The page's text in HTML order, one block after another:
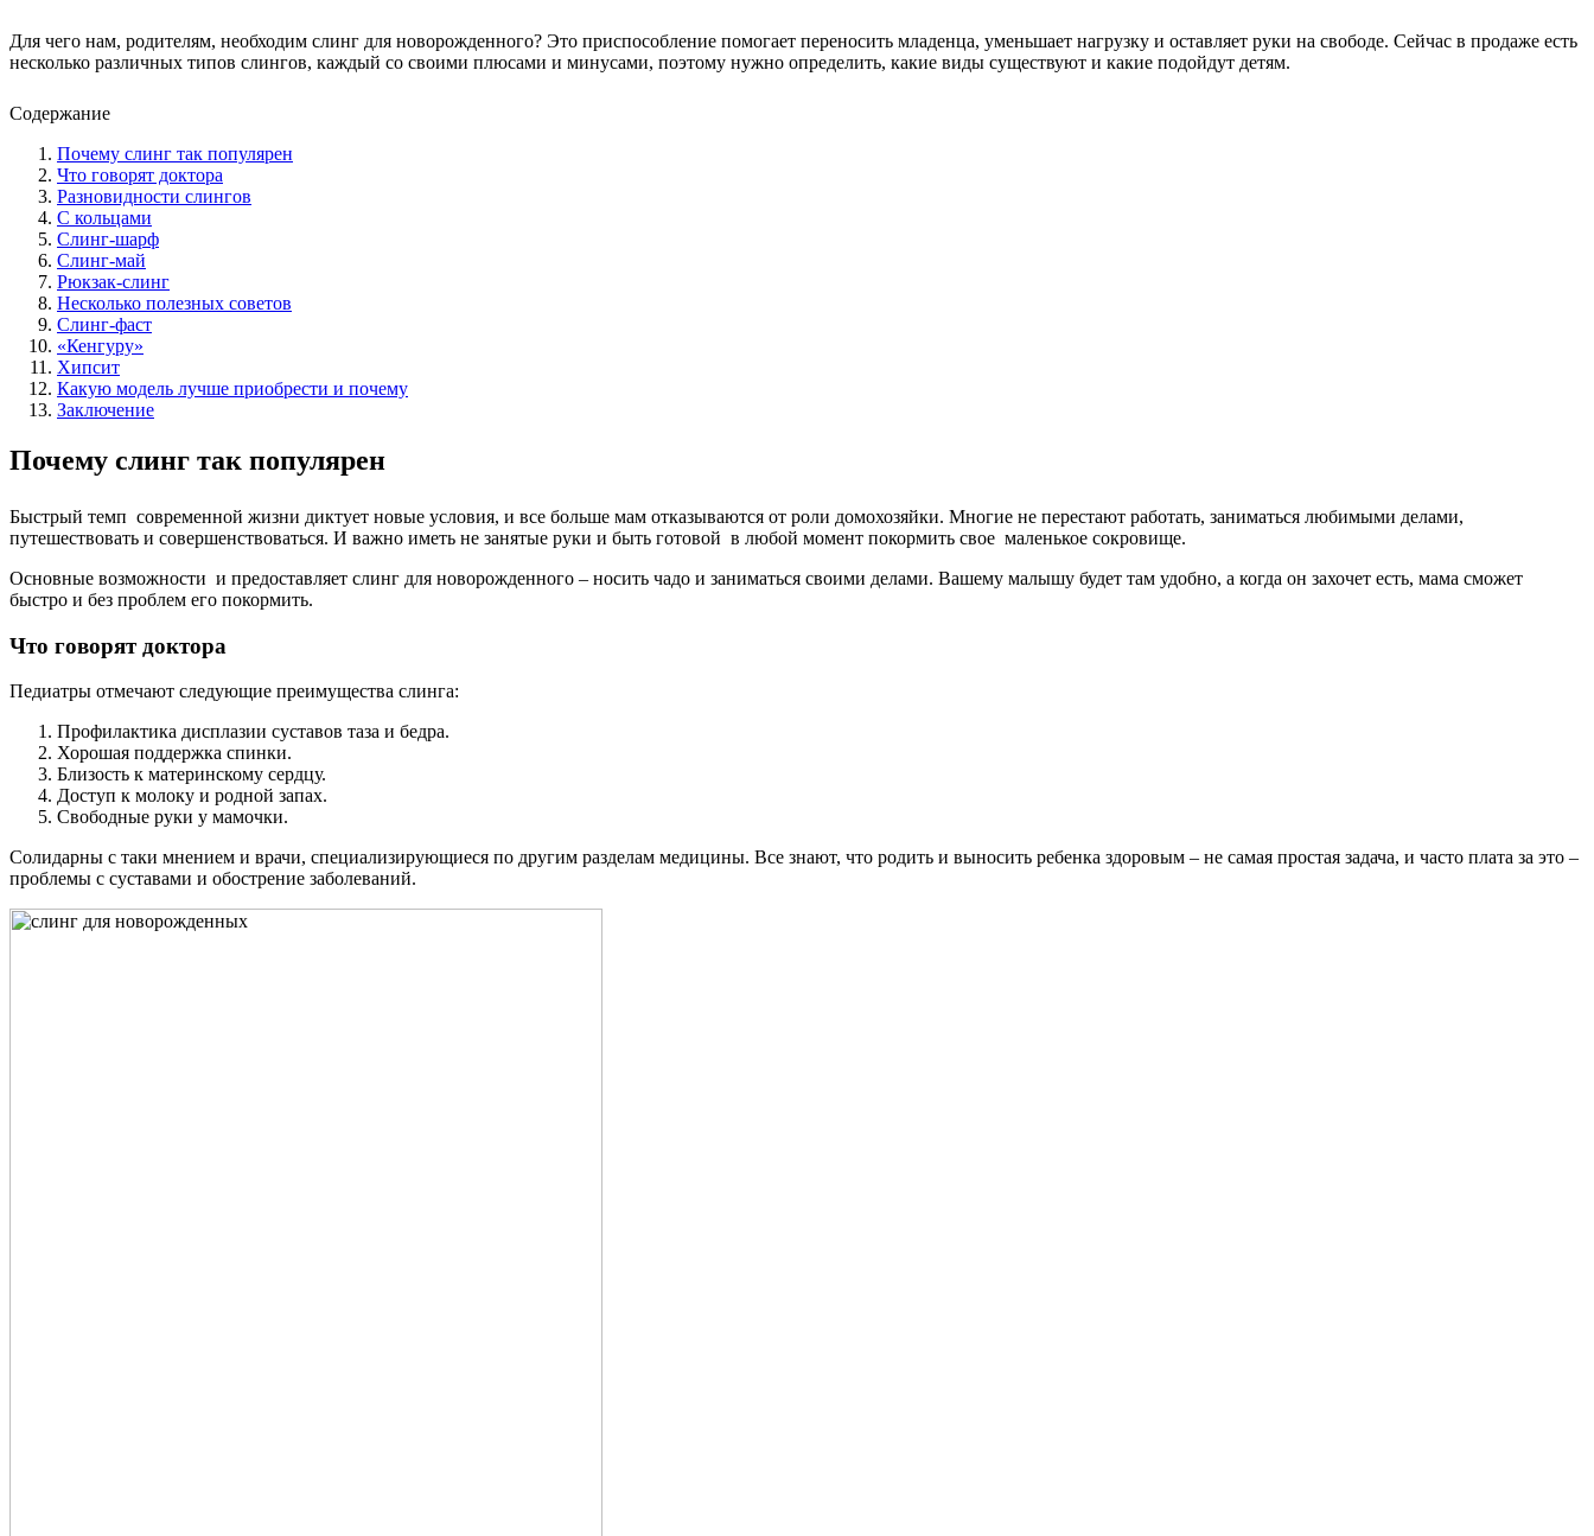
Для чего нам, родителям, необходим слинг для новорожденного? Это приспособление помогает переносить младенца, уменьшает нагрузку и оставляет руки на свободе. Сейчас в продаже есть
несколько различных типов слингов, каждый со своими плюсами и минусами, поэтому нужно определить, какие виды существуют и какие подойдут детям.
Содержание
Почему слинг так популярен
Что говорят доктора
Разновидности слингов
С кольцами
Слинг-шарф
Слинг-май
Рюкзак-слинг
Несколько полезных советов
Слинг-фаст
«Кенгуру»
Хипсит
Какую модель лучше приобрести и почему
Заключение
Почему слинг так популярен
Быстрый темп современной жизни диктует новые условия, и все больше мам отказываются от роли домохозяйки. Многие не перестают работать, заниматься любимыми делами,
путешествовать и совершенствоваться. И важно иметь не занятые руки и быть готовой в любой момент покормить свое маленькое сокровище.
Основные возможности и предоставляет слинг для новорожденного – носить чадо и заниматься своими делами. Вашему малышу будет там удобно, а когда он захочет есть, мама сможет
быстро и без проблем его покормить.
Что говорят доктора
Педиатры отмечают следующие преимущества слинга:
Профилактика дисплазии суставов таза и бедра.
Хорошая поддержка спинки.
Близость к материнскому сердцу.
Доступ к молоку и родной запах.
Свободные руки у мамочки.
Солидарны с таки мнением и врачи, специализирующиеся по другим разделам медицины. Все знают, что родить и выносить ребенка здоровым – не самая простая задача, и часто плата за это –
проблемы с суставами и обострение заболеваний.